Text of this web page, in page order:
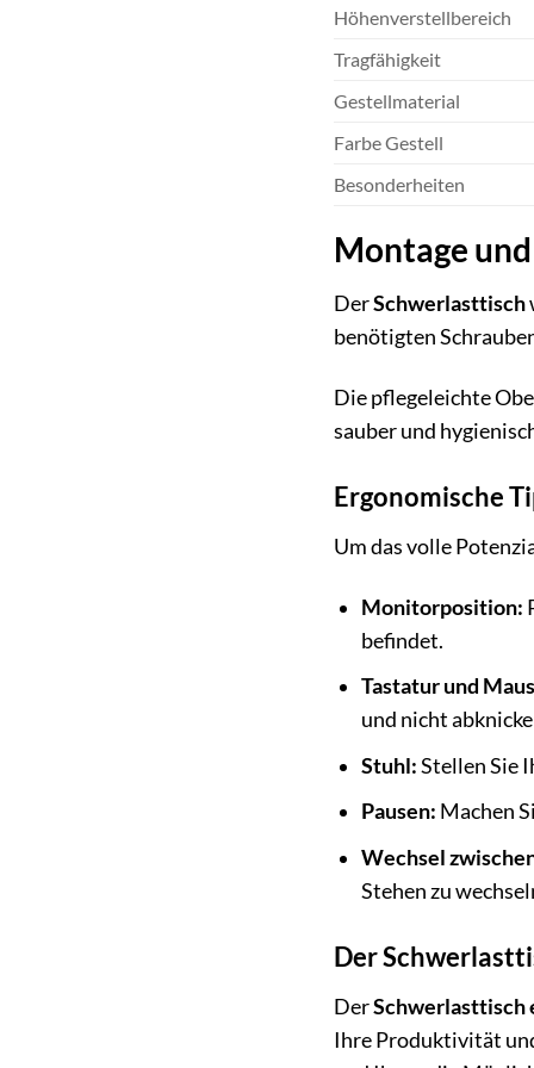
Höhenverstellbereich
Tragfähigkeit
Gestellmaterial
Farbe Gestell
Besonderheiten
Montage
DerSchwerlasttisch
benötigten
Die pflegeleichte
sauber und
Ergonomische
Um das volle
Monitorposition:
befindet.
Tastatur und
und nicht
Stuhl:Stellen Sie
Pausen: Machen
Wechsel
Stehen zu
Der
DerSchwerlasttisch
Ihre Produktivität